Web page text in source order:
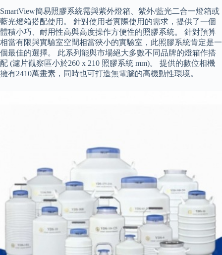
SmartView簡易照膠系統需與紫外燈箱、紫外/藍光二合一燈箱或
藍光燈箱搭配使用。 針對使用者實際使用的需求，提供了一個
體積小巧、耐用性高與高度操作方便性的照膠系統。 針對預算
相當有限與實驗室空間相當狹小的實驗室，此照膠系統肯定是一
個最佳的選擇。 此系列能與市場絕大多數不同品牌的燈箱作搭
配 (濾片觀察區小於260 x 210 照膠系統 mm)。 提供的數位相機
擁有2410萬畫素，同時也可打造無電腦的高機動性環境。